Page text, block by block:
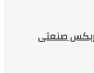
صنعتی